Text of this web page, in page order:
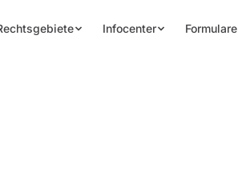
Infocenter Formulare